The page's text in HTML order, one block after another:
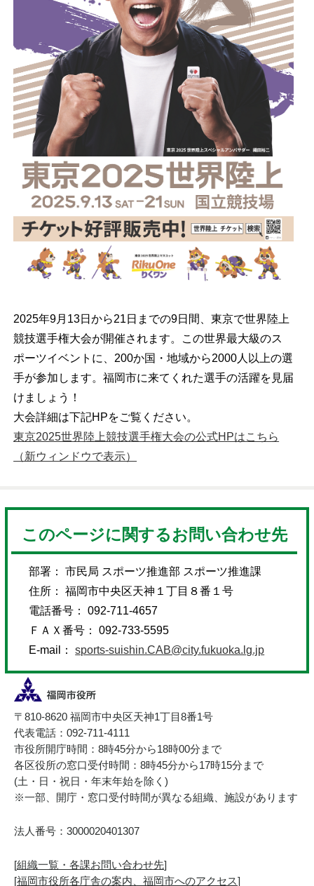
2025年9月13日から21日までの9日間、東京で世界陸上
競技選手権大会が開催されます。この世界最大級のス
ポーツイベントに、200か国・地域から2000人以上の選
手が参加します。福岡市に来てくれた選手の活躍を見届
けましょう！
大会詳細は下記HPをご覧ください。
東京2025世界陸上競技選手権大会の公式HPはこちら
（新ウィンドウで表示）
このページに関するお問い合わせ先
部署： 市民局 スポーツ推進部 スポーツ推進課
住所： 福岡市中央区天神１丁目８番１号
電話番号： 092-711-4657
ＦＡＸ番号： 092-733-5595
E-mail：sports-suishin.CAB@city.fukuoka.lg.jp
〒810-8620 福岡市中央区天神1丁目8番1号
代表電話：092-711-4111
市役所開庁時間：8時45分から18時00分まで
各区役所の窓口受付時間：8時45分から17時15分まで
(土・日・祝日・年末年始を除く)
※一部、開庁・窓口受付時間が異なる組織、施設があります
法人番号：3000020401307
[組織一覧・各課お問い合わせ先]
[福岡市役所各庁舎の案内、福岡市へのアクセス]